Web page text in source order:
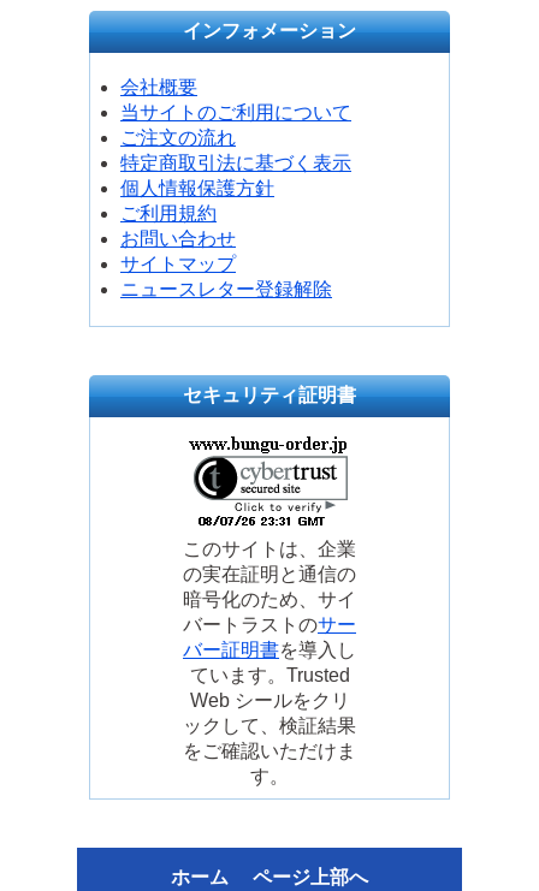
インフォメーション
会社概要
当サイトのご利用について
ご注文の流れ
特定商取引法に基づく表示
個人情報保護方針
ご利用規約
お問い合わせ
サイトマップ
ニュースレター登録解除
セキュリティ証明書
このサイトは、企業
の実在証明と通信の
暗号化のため、サイ
バートラストのサー
バー証明書を導入し
ています。Trusted
Web シールをクリ
ックして、検証結果
をご確認いただけま
す。
ホーム ページ上部へ